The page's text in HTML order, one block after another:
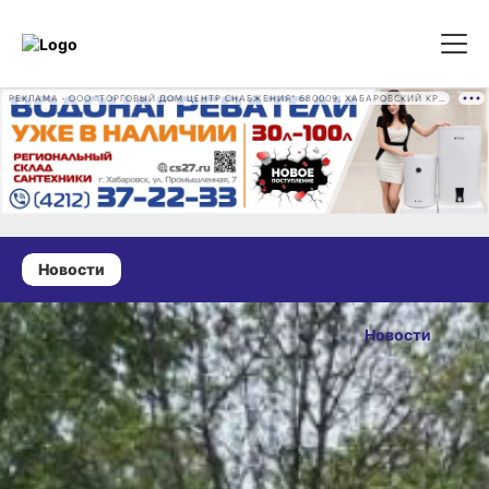
Новости
25 августа 2024 г., 11:06
В частном
секторе
Хабаровска
установили
новые
Новости
ОПУБЛИКОВАНО
25 августа 2024 г., 11:06